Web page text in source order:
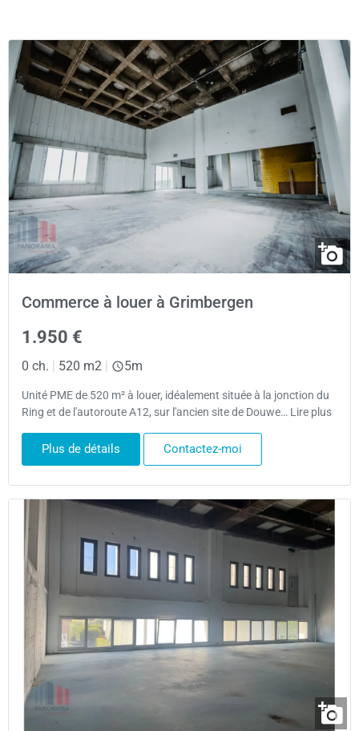
Commerce à louer à Grimbergen
1.950 €
0 ch. | 520 m2 | 5m
Unité PME de 520 m² à louer, idéalement située à la jonction du
Ring et de l'autoroute A12, sur l'ancien site de Douwe… Lire plus
Plus de détails Contactez-moi